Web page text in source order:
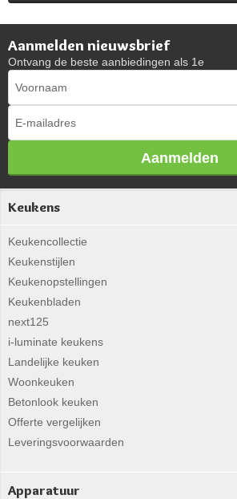
Aanmelden nieuwsbrief
Ontvang de beste aanbiedingen als 1e
Aanmelden
Keukens
Keukencollectie
Keukenstijlen
Keukenopstellingen
Keukenbladen
next125
i-luminate keukens
Landelijke keuken
Woonkeuken
Betonlook keuken
Offerte vergelijken
Leveringsvoorwaarden
Apparatuur